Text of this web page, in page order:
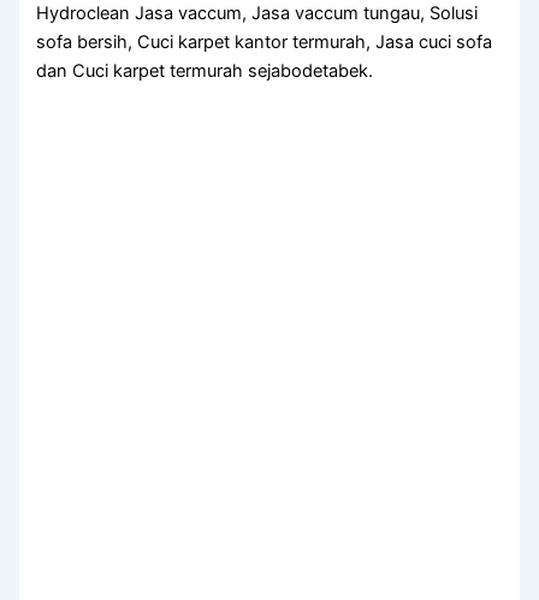
Hydroclean Jasa vaccum, Jasa vaccum tungau, Solusi
sofa bersih, Cuci karpet kantor termurah, Jasa cuci sofa
dan Cuci karpet termurah sejabodetabek.